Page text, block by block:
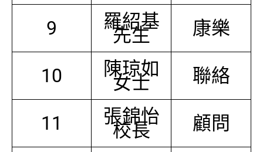
9 羅紹基
先生 康樂
10 陳琼如
女士 聯絡
11 張錦怡
校長 顧問